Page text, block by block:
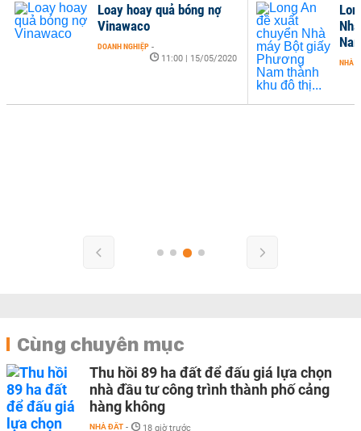
NHÀ
Loay hoay quả bóng nợ
Vinawaco
DOANH NGHIỆP -
11:00 | 15/05/2020
Cùng chuyên mục
Thu hồi 89 ha đất để đấu giá lựa chọn
nhà đầu tư công trình thành phố cảng
hàng không
NHÀ ĐẤT - 18 giờ trước